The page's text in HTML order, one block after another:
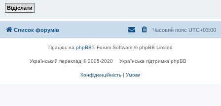
Список форумів Часовий пояс UTC+03:00
Працює на phpBB® Forum Software © phpBB Limited
Український переклад © 2005-2020 Українська підтримка phpBB
Конфіденційність | Умови